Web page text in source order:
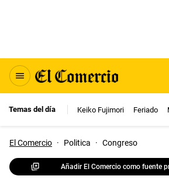
Temas del día Keiko Fujimori Feriado
El Comercio · Politica · Congreso
Añadir El Comercio como fuente